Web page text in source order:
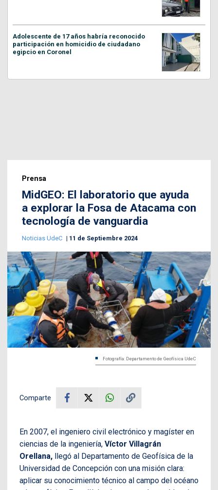
Adolescente de 17 años habría reconocido
participación en homicidio de ciudadano
egipcio en Coronel
Prensa
MidGEO: El laboratorio que ayuda
a explorar la Fosa de Atacama con
tecnología de vanguardia
Noticias UdeC 11 de Septiembre 2024
Fotografía: Departamento de Geofísica UdeC
Comparte
En 2007, el ingeniero civil electrónico y magíster en
ciencias de la ingeniería, Víctor Villagrán
Orellana, llegó al Departamento de Geofísica de la
Universidad de Concepción con una misión clara:
aplicar su conocimiento técnico al campo del océano